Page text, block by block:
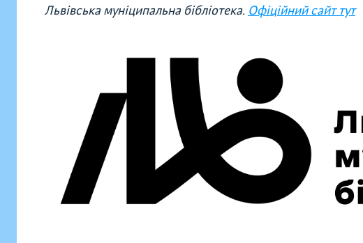
Львівська муніципальна бібліотека. Офіційний сайт тут